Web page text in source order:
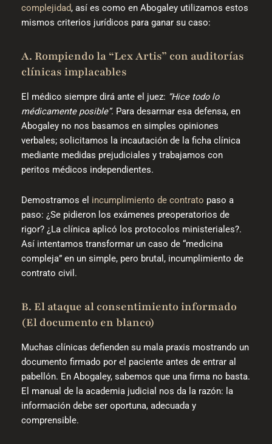
complejidad, así es como en Abogaley utilizamos estos
mismos criterios jurídicos para ganar su caso:
A. Rompiendo la “Lex Artis” con auditorías
clínicas implacables
El médico siempre dirá ante el juez: “Hice todo lo
médicamente posible”. Para desarmar esa defensa, en
Abogaley no nos basamos en simples opiniones
verbales; solicitamos la incautación de la ficha clínica
mediante medidas prejudiciales y trabajamos con
peritos médicos independientes.
Demostramos el incumplimiento de contrato paso a
paso: ¿Se pidieron los exámenes preoperatorios de
rigor? ¿La clínica aplicó los protocolos ministeriales?.
Así intentamos transformar un caso de “medicina
compleja” en un simple, pero brutal, incumplimiento de
contrato civil.
B. El ataque al consentimiento informado
(El documento en blanco)
Muchas clínicas defienden su mala praxis mostrando un
documento firmado por el paciente antes de entrar al
pabellón. En Abogaley, sabemos que una firma no basta.
El manual de la academia judicial nos da la razón: la
información debe ser oportuna, adecuada y
comprensible.